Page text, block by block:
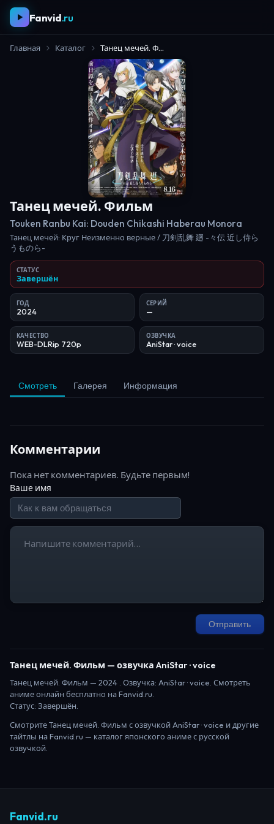
Fanvid.ru
Главная Каталог Танец мечей. Фильм
Танец мечей. Фильм
Touken Ranbu Kai: Douden Chikashi Haberau Monora
Танец мечей: Круг Неизменно верные / 刀剣乱舞 廻 -々伝 近し侍ら
うものら-
СТАТУС
Завершён
ГОД
2024
СЕРИЙ
—
КАЧЕСТВО
WEB-DLRip 720p
ОЗВУЧКА
AniStar· voice
Смотреть Галерея Информация
Комментарии
Пока нет комментариев. Будьте первым!
Ваше имя
Отправить
Танец мечей. Фильм — озвучка AniStar · voice
Танец мечей. Фильм — 2024 . Озвучка: AniStar · voice. Смотреть
аниме онлайн бесплатно на Fanvid.ru.
Статус: Завершён
СмотритеТанец мечей. Фильм с озвучкой AniStar · voice и другие
тайтлы на Fanvid.ru — каталог японского аниме с русской
озвучкой.
Fanvid.ru